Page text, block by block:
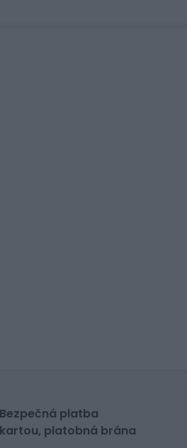
Bezpečná platba
kartou, platobná brána